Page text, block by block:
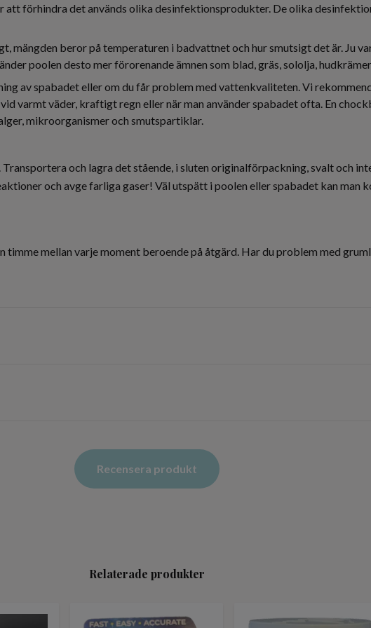
förhindra det används olika desinfektionsprodukter. De olika
mängden beror på temperaturen i badvattnet och hur smutsigt det är. Ju
poolen desto mer förorenande ämnen som blad, gräs, sololja,
av spabadet eller om du får problem med vattenkvaliteten. Vi
varmt väder, kraftigt regn eller när man använder spabadet ofta. En
mikroorganismer och smutspartiklar.
och lagra det stående, i sluten originalförpackning, svalt och
och avge farliga gaser! Väl utspätt i poolen eller spabadet kan man
timme mellan varje moment beroende på åtgärd. Har du problem med
Recensera produkt
Relaterade produkter